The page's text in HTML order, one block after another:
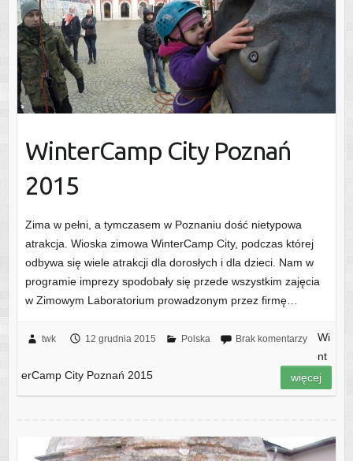
WinterCamp City Poznań
2015
Zima w pełni, a tymczasem w Poznaniu dość nietypowa
atrakcja. Wioska zimowa WinterCamp City, podczas której
odbywa się wiele atrakcji dla dorosłych i dla dzieci. Nam w
programie imprezy spodobały się przede wszystkim zajęcia
w Zimowym Laboratorium prowadzonym przez firmę…
twk 12 grudnia 2015 Polska Brak komentarzy
Wi
nt
erCamp City Poznań 2015
więcej